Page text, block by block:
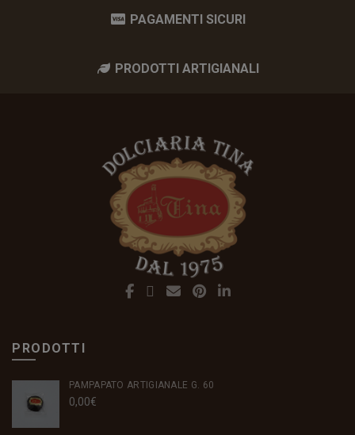
PAGAMENTI SICURI
PRODOTTI ARTIGIANALI
PRODOTTI
PAMPAPATO ARTIGIANALE G. 60
0,00€